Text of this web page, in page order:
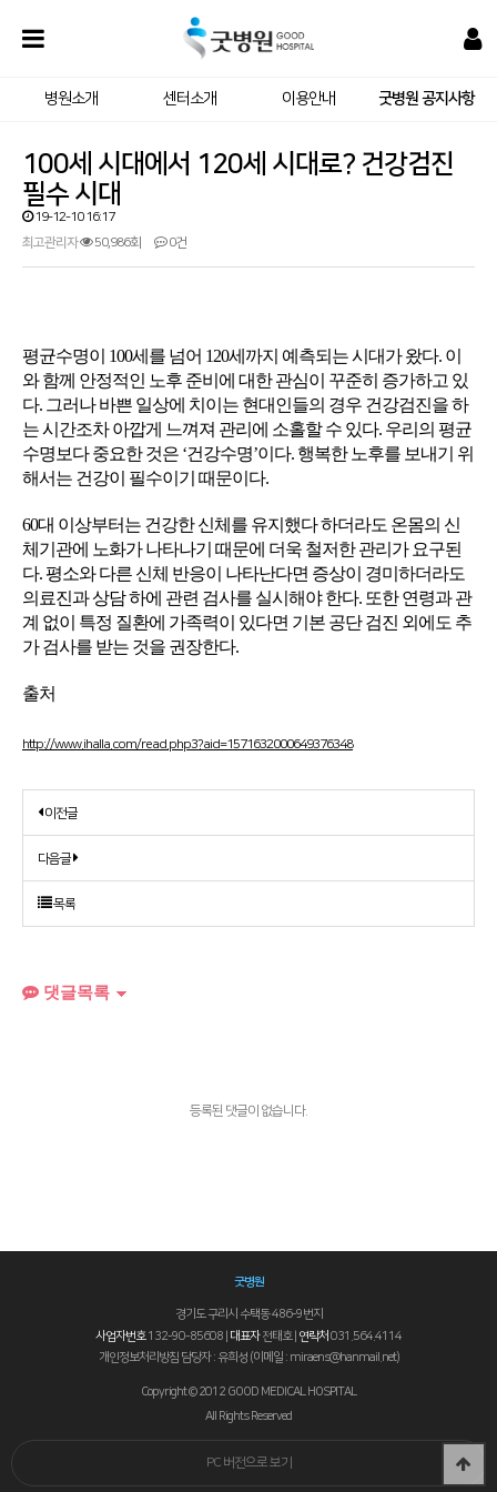
병원소개 센터소개 이용안내 굿병원 공지사항
100세 시대에서 120세 시대로? 건강검진
필수 시대
19-12-10 16:17
최고관리자
50,986회 0건
평균수명이 100세를 넘어 120세까지 예측되는 시대가 왔다. 이
와 함께 안정적인 노후 준비에 대한 관심이 꾸준히 증가하고 있
다. 그러나 바쁜 일상에 치이는 현대인들의 경우 건강검진을 하
는 시간조차 아깝게 느껴져 관리에 소홀할 수 있다. 우리의 평균
수명보다 중요한 것은 ‘건강수명’이다. 행복한 노후를 보내기 위
해서는 건강이 필수이기 때문이다.
60대 이상부터는 건강한 신체를 유지했다 하더라도 온몸의 신
체기관에 노화가 나타나기 때문에 더욱 철저한 관리가 요구된
다. 평소와 다른 신체 반응이 나타난다면 증상이 경미하더라도
의료진과 상담 하에 관련 검사를 실시해야 한다. 또한 연령과 관
계 없이 특정 질환에 가족력이 있다면 기본 공단 검진 외에도 추
가 검사를 받는 것을 권장한다.
출처
http://www.ihalla.com/read.php3?aid=1571632000649376348
이전글
다음글
목록
댓글목록
등록된 댓글이 없습니다.
굿병원
경기도 구리시 수택동 486-9번지
사업자번호132-90-85608 | 대표자전태호 | 연락처 031.564.4114
개인정보처리방침 담당자 : 유희성 (이메일 : miraens@hanmail.net)
Copyright © 2012 GOOD MEDICAL HOSPITAL
All Rights Reserved
PC 버전으로 보기